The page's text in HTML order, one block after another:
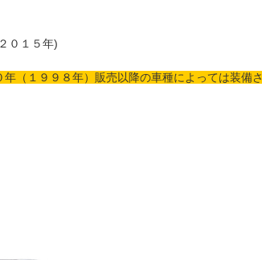
０１５年)
（１９９８年）販売以降の車種によっては装備さ